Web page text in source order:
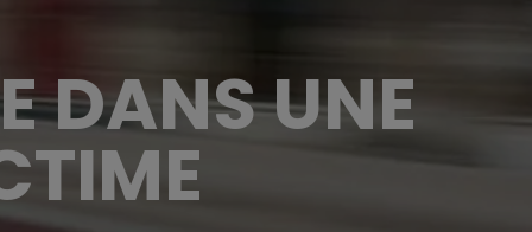
DANS UNE